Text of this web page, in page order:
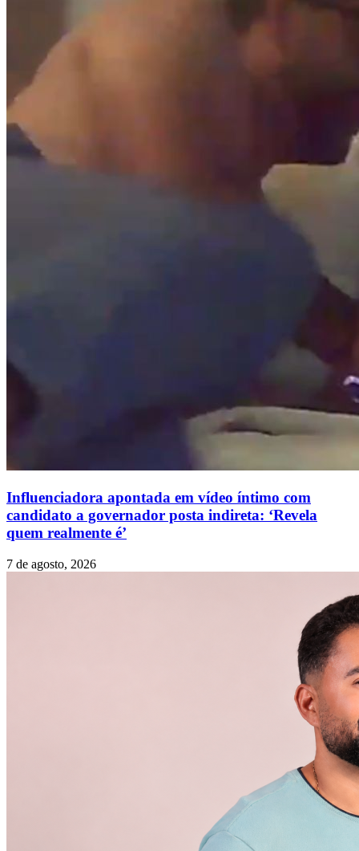
Influenciadora apontada em vídeo íntimo com
candidato a governador posta indireta: ‘Revela
quem realmente é’
7 de agosto, 2026